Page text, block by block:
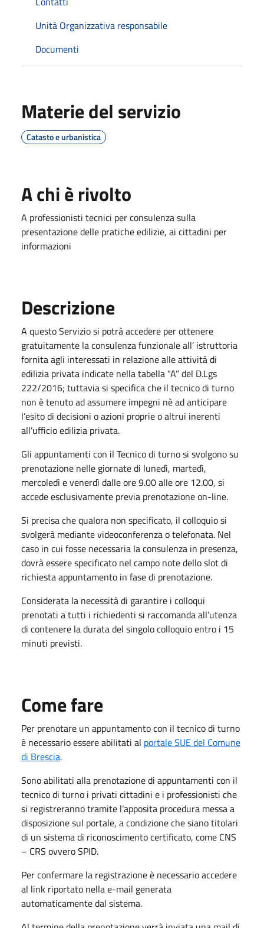
Unità Organizzativa responsabile
Documenti
Materie del servizio
Catasto e urbanistica
A chi è rivolto
A professionisti tecnici per consulenza sulla
presentazionedelle pratiche edilizie, ai cittadini per
informazioni
Descrizione
A questo Servizio si potrà accedere per ottenere
gratuitamente la consulenza funzionale all’ istruttoria
fornita agli interessati in relazione alle attività di
edilizia privata indicate nella tabella “A” del D.Lgs
222/2016; tuttavia si specifica che il tecnico di turno
non è tenuto ad assumere impegni nè ad anticipare
l’esito di decisioni o azioni proprie o altrui inerenti
all’ufficio edilizia privata.
Gli appuntamenti con il Tecnico di turno si svolgono su
prenotazione nelle giornate di lunedì, martedì,
mercoledì e venerdì dalle ore 9.00 alle ore 12.00, si
accede esclusivamente previa prenotazione on-line.
Si precisa che qualora non specificato, il colloquio si
svolgerà mediante videoconferenza o telefonata. Nel
caso in cui fosse necessaria la consulenza in presenza,
dovrà essere specificato nel campo note dello slot di
richiesta appuntamento in fase di prenotazione.
Considerata la necessità di garantire i colloqui
prenotati a tutti i richiedenti si raccomanda all’utenza
di contenere la durata del singolo colloquio entro i 15
minuti previsti.
Come fare
Per prenotare un appuntamento con il tecnico di turno
è necessario essere abilitati al portale SUE del Comune
di Brescia.
Sono abilitati alla prenotazione di appuntamenti con il
tecnico di turno i privati cittadini e i professionisti che
si registreranno tramite l’apposita procedura messa a
disposizione sul portale, a condizione che siano titolari
di un sistema di riconoscimento certificato, come CNS
– CRS ovvero SPID.
Per confermare la registrazione è necessario accedere
al link riportato nella e-mail generata
automaticamente dal sistema.